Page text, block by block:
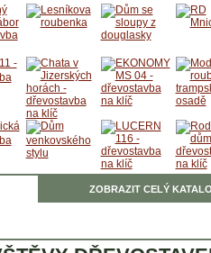
ZOBRAZIT CELÝ